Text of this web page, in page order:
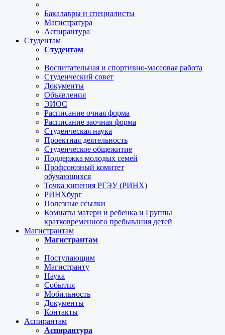
Бакалавры и специалисты
Магистратура
Аспирантура
Студентам
Студентам
Воспитательная и спортивно-массовая работа
Студенческий совет
Документы
Объявления
ЭИОС
Расписание очная форма
Расписание заочная форма
Студенческая наука
Проектная деятельность
Студенческое общежитие
Поддержка молодых семей
Профсоюзный комитет
обучающихся
Точка кипения РГЭУ (РИНХ)
РИНХбург
Полезные ссылки
Комнаты матери и ребенка и Группы
кратковременного пребывания детей
Магистрантам
Магистрантам
Поступающим
Магистранту
Наука
События
Мобильность
Документы
Контакты
Аспирантам
Аспирантура